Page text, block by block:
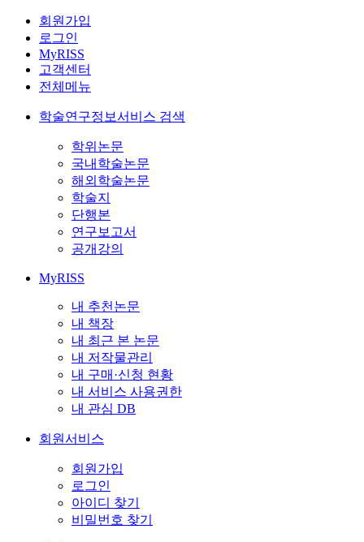
회원가입
로그인
MyRISS
고객센터
전체메뉴
학술연구정보서비스 검색
학위논문
국내학술논문
해외학술논문
학술지
단행본
연구보고서
공개강의
MyRISS
내 추천논문
내 책장
내 최근 본 논문
내 저작물관리
내 구매·신청 현황
내 서비스 사용권한
내 관심 DB
회원서비스
회원가입
로그인
아이디 찾기
비밀번호 찾기